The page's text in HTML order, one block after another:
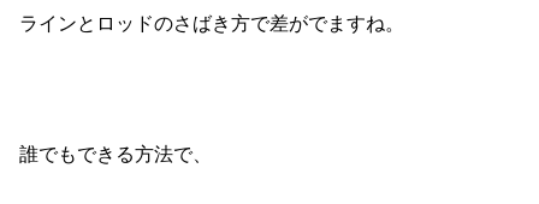
ラインとロッドのさばき方で差がでますね。
誰でもできる方法で、